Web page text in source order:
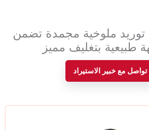
ملوخية مجمدة تضمن
طبيعية بتغليف مميز
تواصل مع خبير الاستيراد